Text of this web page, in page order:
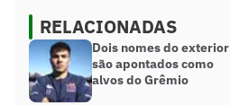
RELACIONADAS
Dois nomes do exterior
são apontados como
alvos do Grêmio